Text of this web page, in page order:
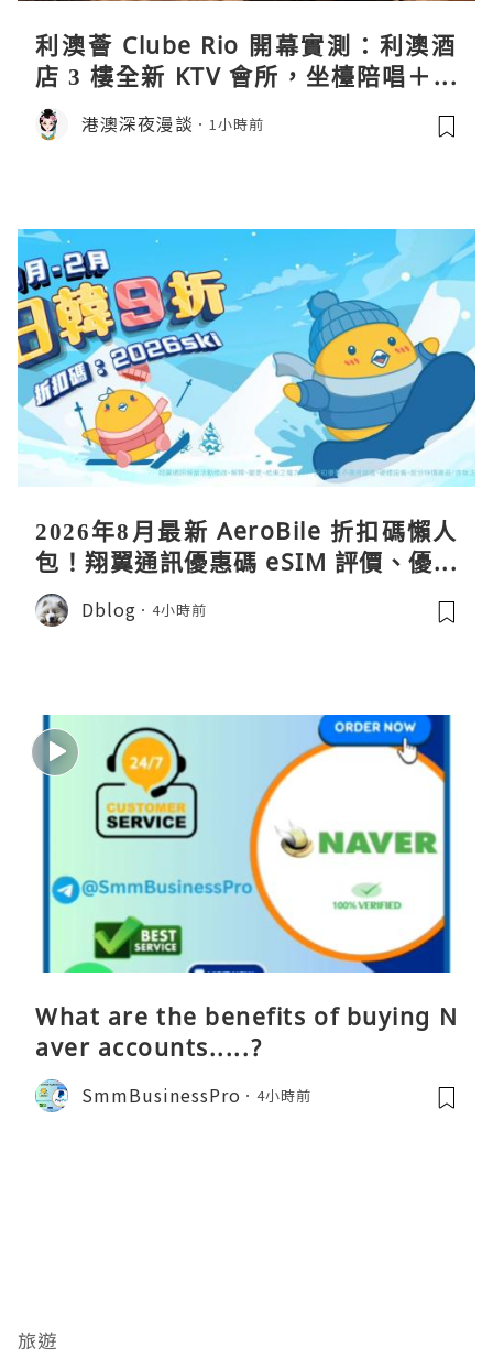
利澳薈 Clube Rio 開幕實測：利澳酒
店 3 樓全新 KTV 會所，坐檯陪唱＋水
療套票一次過睇
港澳深夜漫談 1小時前
2026年8月最新 AeroBile 折扣碼懶人
包！翔翼通訊優惠碼 eSIM 評價、優缺
點、蝴蝶wifi機教學完整整理
Dblog 4小時前
What are the benefits of buying N
aver accounts.....?
SmmBusinessPro 4小時前
旅遊